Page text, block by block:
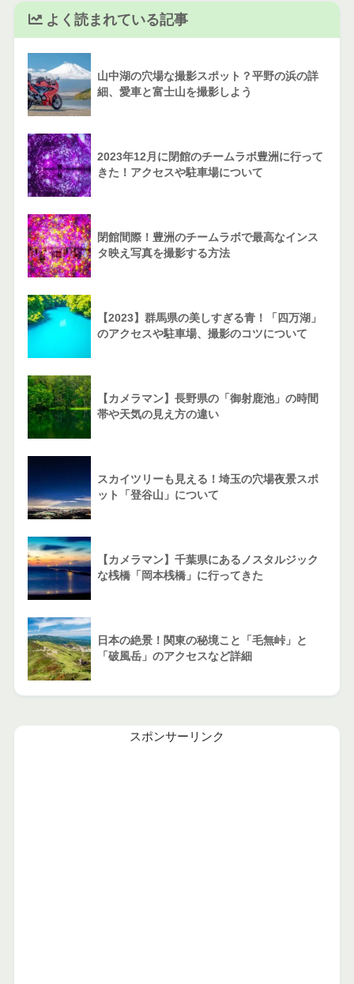
よく読まれている記事
山中湖の穴場な撮影スポット？平野の浜の詳
細、愛車と富士山を撮影しよう
2023年12月に閉館のチームラボ豊洲に行って
きた！アクセスや駐車場について
閉館間際！豊洲のチームラボで最高なインス
タ映え写真を撮影する方法
【2023】群馬県の美しすぎる青！「四万湖」
のアクセスや駐車場、撮影のコツについて
【カメラマン】長野県の「御射鹿池」の時間
帯や天気の見え方の違い
スカイツリーも見える！埼玉の穴場夜景スポ
ット「登谷山」について
【カメラマン】千葉県にあるノスタルジック
な桟橋「岡本桟橋」に行ってきた
日本の絶景！関東の秘境こと「毛無峠」と
「破風岳」のアクセスなど詳細
スポンサーリンク